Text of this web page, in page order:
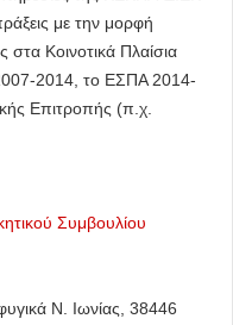
με την μορφή
Κοινοτικά Πλαίσια
2014, το ΕΣΠΑ 2014-
Επιτροπής (π.χ.
Συμβουλίου
Ν. Ιωνίας, 38446